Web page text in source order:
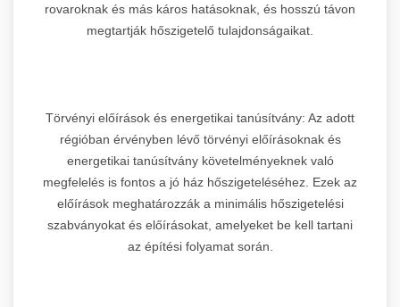
rovaroknak és más káros hatásoknak, és hosszú távon
megtartják hőszigetelő tulajdonságaikat.
Törvényi előírások és energetikai tanúsítvány: Az adott
régióban érvényben lévő törvényi előírásoknak és
energetikai tanúsítvány követelményeknek való
megfelelés is fontos a jó ház hőszigeteléséhez. Ezek az
előírások meghatározzák a minimális hőszigetelési
szabványokat és előírásokat, amelyeket be kell tartani
az építési folyamat során.